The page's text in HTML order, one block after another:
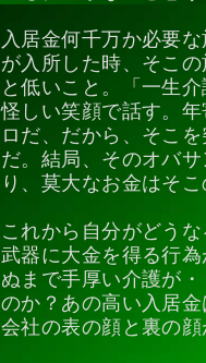
入居金何千万か必要
が入所した時、そこ
と低いこと。「一生
怪しい笑顔で話す。
ロだ、だから、そこ
だ。結局、そのオバ
り、莫大なお金はそ
これから自分がどう
武器に大金を得る行
ぬまで手厚い介護が
のか？あの高い入居
会社の表の顔と裏の